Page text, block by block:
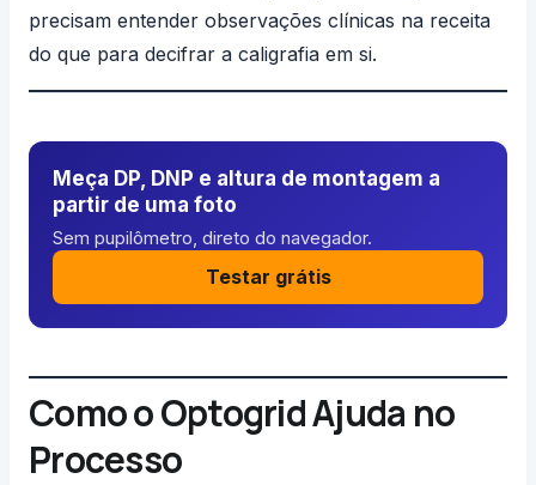
precisam entender observações clínicas na receita
do que para decifrar a caligrafia em si.
Meça DP, DNP e altura de montagem a
partir de uma foto
Sem pupilômetro, direto do navegador.
Testar grátis
Como o Optogrid Ajuda no
Processo